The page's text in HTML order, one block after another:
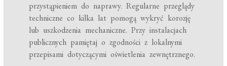
przystąpieniem do naprawy. Regularne przeglądy
techniczne co kilka lat pomogą wykryć korozję
lub uszkodzenia mechaniczne. Przy instalacjach
publicznych pamiętaj o zgodności z lokalnymi
przepisami dotyczącymi oświetlenia zewnętrznego.